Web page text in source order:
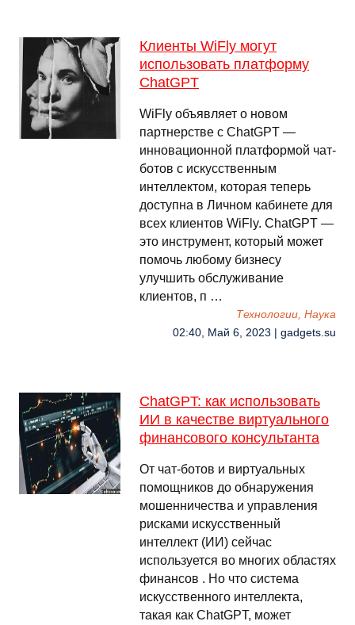
Клиенты WiFly могут
использовать платформу
ChatGPT
WiFly объявляет о новом
партнерстве с ChatGPT —
инновационной платформой чат-
ботов с искусственным
интеллектом, которая теперь
доступна в Личном кабинете для
всех клиентов WiFly. ChatGPT —
это инструмент, который может
помочь любому бизнесу
улучшить обслуживание
клиентов, п …
Технологии, Наука
02:40, Май 6, 2023 | gadgets.su
ChatGPT: как использовать
ИИ в качестве виртуального
финансового консультанта
От чат-ботов и виртуальных
помощников до обнаружения
мошенничества и управления
рисками искусственный
интеллект (ИИ) сейчас
используется во многих областях
финансов . Но что система
искусственного интеллекта,
такая как ChatGPT, может